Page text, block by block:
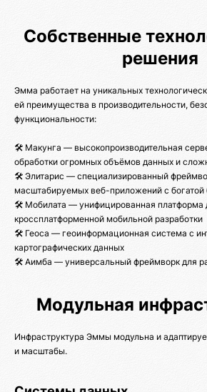
Собственные
решения
Эмма работает на уникальных
ей преимущества в производительности,
функциональности:
🛠️ Макунга — высокопроизводительная
обработки огромных объёмов данных и
🛠️ Элитарис — специализированный
масштабируемых веб-приложений с богатой
🛠️ Мобилата — унифицированная платформа
кроссплатформенной мобильной разработки
🛠️ Геоса — геоинформационная система с
картографических данных
🛠️ Аимба — универсальный фреймворк для
Модульная
Инфраструктура Эммы модульна и
и масштабы.